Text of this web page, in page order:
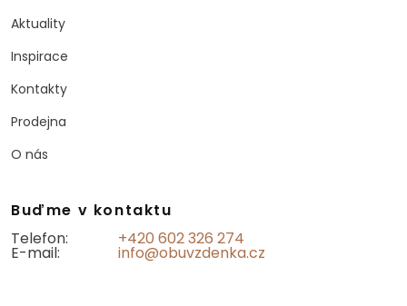
Aktuality
Inspirace
Kontakty
Prodejna
O nás
Buďme v kontaktu
Telefon:
+420 602 326 274
E-mail: info@obuvzdenka.cz